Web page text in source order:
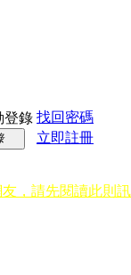
登錄 找回密碼
立即註冊
，請先閱讀此則